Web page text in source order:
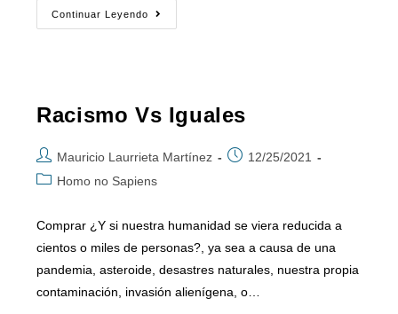
Continuar Leyendo
Racismo Vs Iguales
Mauricio Laurrieta Martínez
12/25/2021
Homo no Sapiens
Comprar ¿Y si nuestra humanidad se viera reducida a
cientos o miles de personas?, ya sea a causa de una
pandemia, asteroide, desastres naturales, nuestra propia
contaminación, invasión alienígena, o…